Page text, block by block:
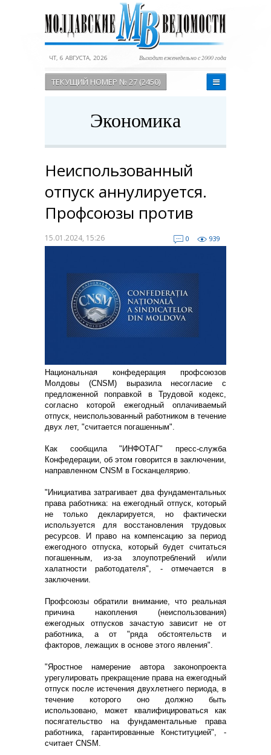
ЧТ, 6 АВГУСТА, 2026 Выходит еженедельно с 2000 года
ТЕКУЩИЙ НОМЕР № 27 (2450)
Экономика
Неиспользованный
отпуск аннулируется.
Профсоюзы против
15.01.2024, 15:26 0 939
Национальная конфедерация профсоюзов
Молдовы (CNSM) выразила несогласие с
предложенной поправкой в Трудовой кодекс,
согласно которой ежегодный оплачиваемый
отпуск, неиспользованный работником в течение
двух лет, "считается погашенным".
Как сообщила "ИНФОТАГ" пресс-служба
Конфедерации, об этом говорится в заключении,
направленном CNSM в Госканцелярию.
"Инициатива затрагивает два фундаментальных
права работника: на ежегодный отпуск, который
не только декларируется, но фактически
используется для восстановления трудовых
ресурсов. И право на компенсацию за период
ежегодного отпуска, который будет считаться
погашенным, из-за злоупотреблений и/или
халатности работодателя", - отмечается в
заключении.
Профсоюзы обратили внимание, что реальная
причина накопления (неиспользования)
ежегодных отпусков зачастую зависит не от
работника, а от "ряда обстоятельств и
факторов, лежащих в основе этого явления".
"Яростное намерение автора законопроекта
урегулировать прекращение права на ежегодный
отпуск после истечения двухлетнего периода, в
течение которого оно должно быть
использовано, может квалифицироваться как
посягательство на фундаментальные права
работника, гарантированные Конституцией", -
считает CNSM.